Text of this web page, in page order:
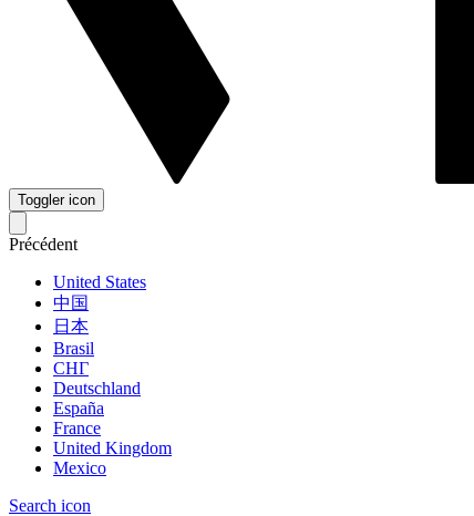
Toggler icon
Précédent
United States
中国
日本
Brasil
СНГ
Deutschland
España
France
United Kingdom
Mexico
Search icon